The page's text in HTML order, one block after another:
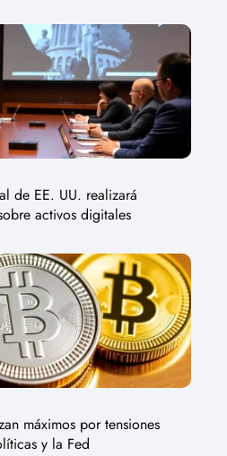
de EE. UU. realizará
activos digitales
máximos por tensiones
y la Fed